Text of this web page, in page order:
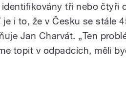
identifikovány tři nebo čtyři
i to, že v Česku se stále
Jan Charvát. „Ten
topit v odpadcích, měli